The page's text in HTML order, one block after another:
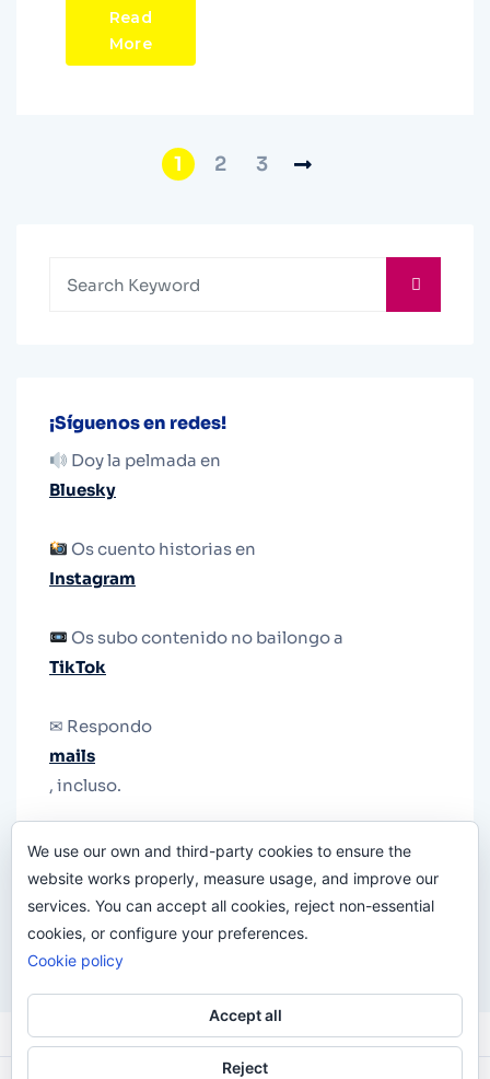
Read
More
1 2 3
¡Síguenos en redes!
Doy la pelmada en
Bluesky
Os cuento historias en
Instagram
Os subo contenido no bailongo a
TikTok
✉ Respondo
mails
, incluso.
le quiten el teléfono.
We use our own and third-party cookies to ensure the
website works properly, measure usage, and improve our
services. You can accept all cookies, reject non-essential
cookies, or configure your preferences.
Cookie policy
Accept all
Reject